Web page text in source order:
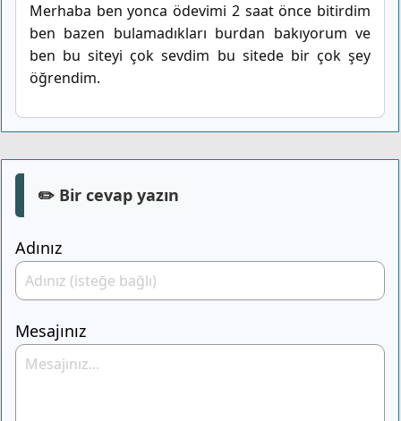
Merhaba ben yonca ödevimi 2 saat önce bitirdim
ben bazen bulamadıkları burdan bakıyorum ve
ben bu siteyi çok sevdim bu sitede bir çok şey
öğrendim.
✏️ Bir cevap yazın
Adınız
Mesajınız